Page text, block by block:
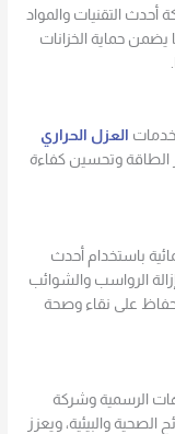
أحدث التقنيات والمواد
يضمن حماية الخزانات
خدمات العزل الحراري
الطاقة وتحسين كفاءة
باستخدام أحدث
الرواسب والشوائب
الحفاظ على نقاء وصحة
الرسمية وشركة
الصحية والبيئية، ويعزز